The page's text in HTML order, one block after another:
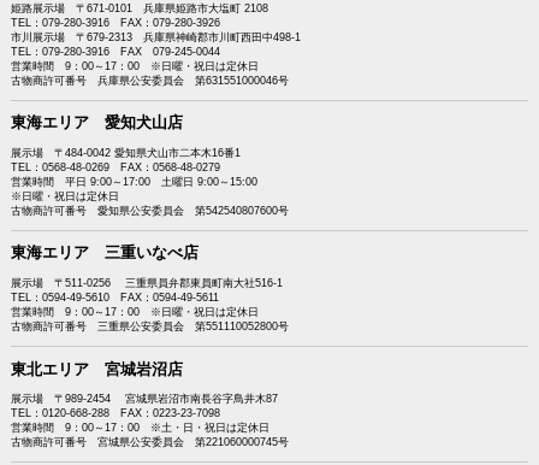
姫路展示場 〒671-0101 兵庫県姫路市大塩町 2108
TEL：079-280-3916 FAX：079-280-3926
市川展示場 〒679-2313 兵庫県神崎郡市川町西田中498-1
TEL：079-280-3916 FAX 079-245-0044
営業時間 9：00～17：00 ※日曜・祝日は定休日
古物商許可番号 兵庫県公安委員会 第631551000046号
東海エリア 愛知犬山店
展示場 〒484-0042 愛知県犬山市二本木16番1
TEL：0568-48-0269 FAX：0568-48-0279
営業時間 平日 9:00～17:00 土曜日 9:00～15:00
※日曜・祝日は定休日
古物商許可番号 愛知県公安委員会 第542540807600号
東海エリア 三重いなべ店
展示場 〒511-0256 三重県員弁郡東員町南大社516-1
TEL：0594-49-5610 FAX：0594-49-5611
営業時間 9：00～17：00 ※日曜・祝日は定休日
古物商許可番号 三重県公安委員会 第551110052800号
東北エリア 宮城岩沼店
展示場 〒989-2454 宮城県岩沼市南長谷字鳥井木87
TEL：0120-668-288 FAX：0223-23-7098
営業時間 9：00～17：00 ※土・日・祝日は定休日
古物商許可番号 宮城県公安委員会 第221060000745号